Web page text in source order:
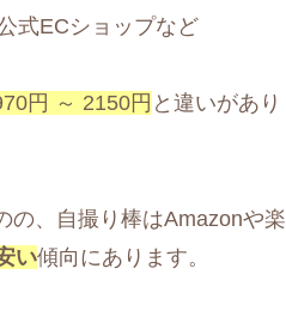
式ECショップなど
円 ～ 2150円 と違いがあり
の、自撮り棒はAmazonや楽
い傾向にあります。